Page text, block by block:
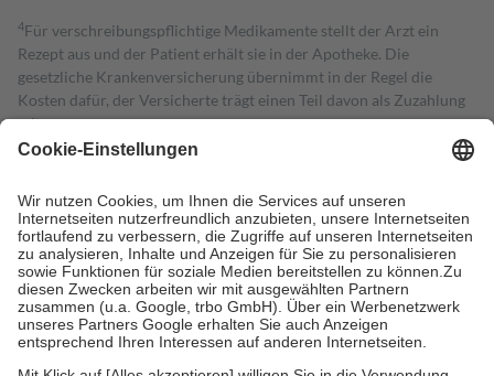
4Für verschreibungspflichtige Medikamente stellt der Arzt ein
Rezept aus und der Patient erhält sie in der Apotheke. Die
gesetzliche Krankenversicherung übernimmt in der Regel die
Kosten dafür, der Versicherte trägt einen Teil davon als Zuzahlung
mit.
Grundsätzlich leisten Mitglieder Zuzahlungen in Höhe von zehn
höchstens zehn Euro.
Es sind jedoch nie mehr als die tatsächlichen
Kosten der Leistung zu entrichten.
Diese Regeln gelten grundsätzlich auch für Online-Apotheken.
Bei Heilmitteln und häuslicher Krankenpflege beträgt die
Zuzahlung zehn Prozent der Kosten sowie zehn Euro je
Verordnung.
Um das Engagement der Versicherten für ihre eigene Gesundheit zu
stärken und die besondere Stellung der Familie zu unterstützen,